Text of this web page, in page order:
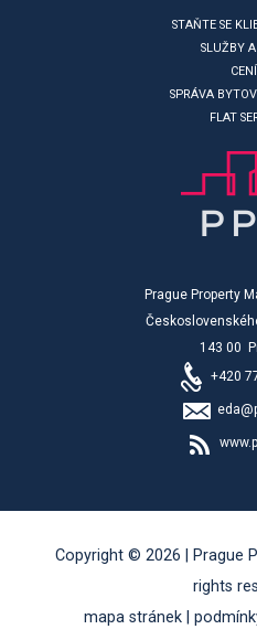
STAŇTE SE
SLUŽBY
SPRÁVA
FLAT
Prague Property
143 00
+420
Copyright © 2026 | Prague
rights
mapa stránek|